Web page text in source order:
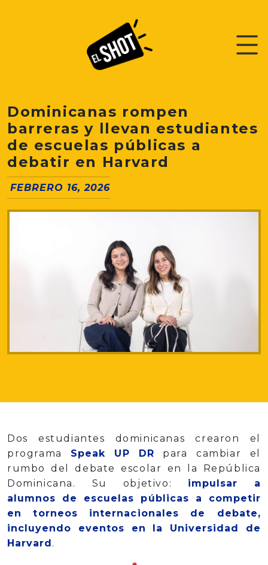
Dominicanas rompen
barreras y llevan estudiantes
de escuelas públicas a
debatir en Harvard
FEBRERO 16, 2026
Dos estudiantes dominicanas crearon el
programa Speak UP DR para cambiar el
rumbo del debate escolar en la República
Dominicana. Su objetivo: impulsar a
alumnos de escuelas públicas a competir
en torneos internacionales de debate,
incluyendo eventos en la Universidad de
Harvard.